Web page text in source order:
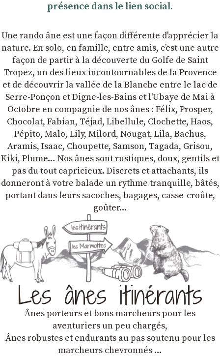
présence dans le lien social.
Une rando âne est une façon différente d'apprécier la
nature. En solo, en famille, entre amis, cʼest une autre
façon de partir à la découverte du Golfe de Saint
Tropez, un des lieux incontournables de la Provence
et de découvrir la vallée de la Blanche entre le lac de
Serre-Ponçon et Digne-les-Bains et l'Ubaye de Mai à
Octobre en compagnie de nos ânes : Félix, Prosper,
Chocolat, Fabian, Téjad, Libellule, Clochette, Haos,
Pépito, Malo, Lily, Milord, Nougat, Lila, Bachus,
Aramis, Isaac, Choupette, Samson, Tagada, Grisou,
Kiki, Plume… Nos ânes sont rustiques, doux, gentils et
pas du tout capricieux. Discrets et attachants, ils
donneront à votre balade un rythme tranquille, bâtés,
portant dans leurs sacoches, bagages, casse-croûte,
goûter…
Les ânes itinérants
Ânes porteurs et bons marcheurs pour les
aventuriers un peu chargés,
Ânes robustes et endurants au pas soutenu pour les
marcheurs chevronnés …